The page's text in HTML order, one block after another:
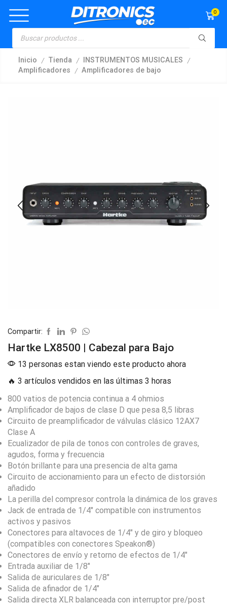
0
Inicio / Tienda / INSTRUMENTOS MUSICALES /
Amplificadores / Amplificadores de bajo
Compartir:
Hartke LX8500 | Cabezal para Bajo
13 personas estan viendo este producto ahora
🔥 3 artículos vendidos en las últimas 3 horas
800 vatios de potencia continua a 4 ohmios
Amplificador de bajos de clase D que pesa 8,5 libras
Circuito de preamplificador de válvulas clásico 12AX7
Clase A
Ecualizador de pila de tonos con controles de graves,
agudos, forma y frecuencia
Botón brillante para una presencia de alta gama
Circuito de accionamiento para un efecto de distorsión
añadido
La perilla del compresor controla la dinámica de los graves
Jack de entrada de 1/4″ compatible con instrumentos
activos y pasivos
Conectores para altavoces de 1/4″ y de giro y bloqueo
(compatibles con conectores Speakon®)
Conectores de envío y retorno de efectos de 1/4″
Entrada auxiliar de 1/8″
Salida de auriculares de 1/8″
Salida de afinador de 1/4″
Salida directa XLR balanceada con interruptor pre/post